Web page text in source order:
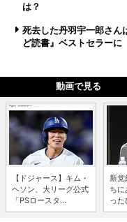
は？
死去した丹羽宇一郎さ
ど読書』ベストセラーに
動画で見る
【ドジャース】キム・
ヘソン、大リーグ公式
「PSロースタ...
新党
ち
った